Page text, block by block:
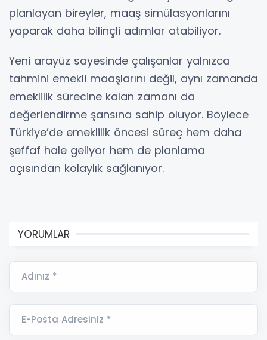
planlayan bireyler, maaş simülasyonlarını
yaparak daha bilinçli adımlar atabiliyor.
Yeni arayüz sayesinde çalışanlar yalnızca
tahmini emekli maaşlarını değil, aynı zamanda
emeklilik sürecine kalan zamanı da
değerlendirme şansına sahip oluyor. Böylece
Türkiye’de emeklilik öncesi süreç hem daha
şeffaf hale geliyor hem de planlama
açısından kolaylık sağlanıyor.
YORUMLAR
Adınız *
E-Posta Adresiniz *